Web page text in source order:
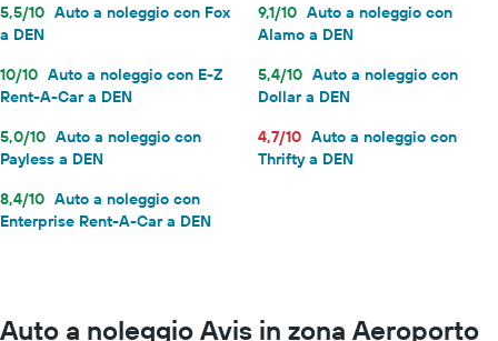
5,5/10 Auto a noleggio con Fox
a DEN
9,1/10 Auto a noleggio con
Alamo a DEN
10/10 Auto a noleggio con E-Z
Rent-A-Car a DEN
5,4/10 Auto a noleggio con
Dollar a DEN
5,0/10 Auto a noleggio con
Payless a DEN
4,7/10 Auto a noleggio con
Thrifty a DEN
8,4/10 Auto a noleggio con
Enterprise Rent-A-Car a DEN
Auto a noleggio Avis in zona Aeroporto